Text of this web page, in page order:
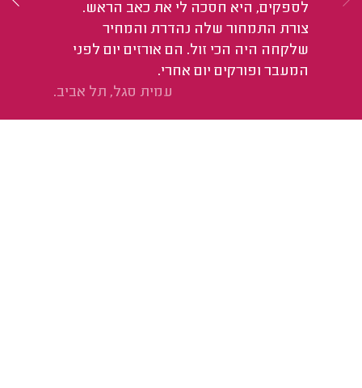
לספקים, היא חסכה לי את כאב הראש.
צורת התמחור שלה נהדרת והמחיר
שלקחה היה הכי זול. הם אורזים יום לפני
המעבר ופורקים יום אחרי.
עמית סגל, תל אביב.